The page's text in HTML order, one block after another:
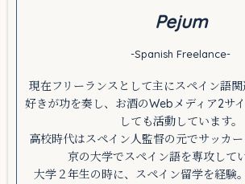
Pejum
-Spanish Freelance-
現在フリーランスとして主にスペイン語
好きが功を奏し、お酒のWebメディア2サ
しても活動しています。
高校時代はスペイン人監督の元でサッカ
京の大学でスペイン語を専攻して
大学２年生の時に、スペイン留学を経験